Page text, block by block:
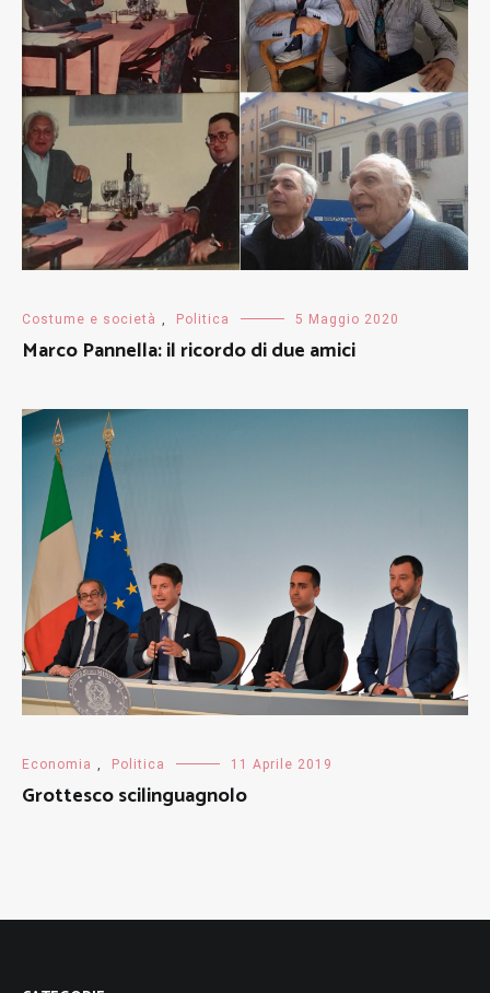
Costume e società Politica 5 Maggio 2020
Marco Pannella: il ricordo di due amici
Economia , Politica 11 Aprile 2019
Grottesco scilinguagnolo